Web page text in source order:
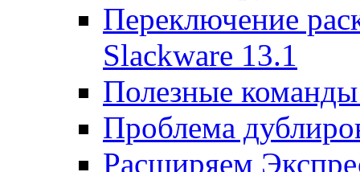
Переключение
Slackware 13.1
Полезные
Проблема
Расширяем